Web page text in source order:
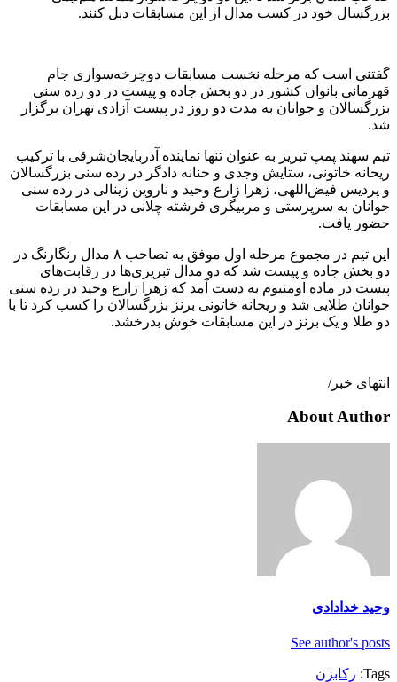
بزرگسال خود در کسب مدال از این مسابقات دبل کنند.
گفتنی است که مرحله نخست مسابقات دوچرخه‌سواری جام
قهرمانی بانوان کشور در دو بخش جاده و پیست در دو رده سنی
بزرگسالان و جوانان به مدت دو روز در پیست آزادی تهران برگزار
شد.
تیم سهند پمپ تبریز به عنوان تنها نماینده آذربایجان‌شرقی با ترکیب
ریحانه خاتونی، ستایش وجدی و حنانه دادگر در رده سنی بزرگسالان
و پردیس فیض‌اللهی، زهرا زارع وحید و ناروین زینالی در رده سنی
جوانان به سرپرستی و مربیگری فرشته چلانی در این مسابقات
حضور یافت.
این تیم در مجموع مرحله اول موفق به تصاحب ۸ مدال رنگارنگ در
دو بخش جاده و پیست شد که دو مدال تبریزی‌ها در رقابت‌های
پیست در ماده اومنیوم به دست آمد که زهرا زارع وحید در رده‌ سنی
جوانان طلایی شد و ریحانه خاتونی برنز بزرگسالان را کسب کرد تا با
دو طلا و یک برنز در این مسابقات خوش بدرخشد.
انتهای خبر/
About Author
وحید خدادادی
See author's posts
Tags: رکابزن